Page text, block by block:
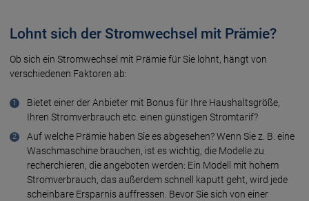
Lohnt sich der Stromwechsel mit Prämie?
Ob sich ein Stromwechsel mit Prämie für Sie lohnt, hängt von
verschiedenen Faktoren ab:
Bietet einer der Anbieter mit Bonus für Ihre Haushaltsgröße,
Ihren Stromverbrauch etc. einen günstigen Stromtarif?
Auf welche Prämie haben Sie es abgesehen? Wenn Sie z. B. eine
Waschmaschine brauchen, ist es wichtig, die Modelle zu
recherchieren, die angeboten werden: Ein Modell mit hohem
Stromverbrauch, das außerdem schnell kaputt geht, wird jede
scheinbare Ersparnis auffressen. Bevor Sie sich von einer